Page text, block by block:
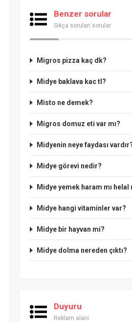
Benzer sorular
Sıkça sorulan sorular
Migros pizza kaç dk?
Midye baklava kac tl?
Misto ne demek?
Migros domuz eti var mı?
Midyenin neye faydası
Midye görevi nedir?
Midye yemek haram mı helal
Midye hangi vitaminler var?
Midye bir hayvan mi?
Midye dolma nereden çıktı?
Duyuru
Reklam alanı